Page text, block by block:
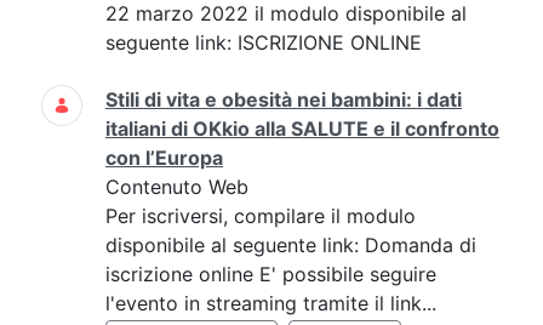
22 marzo 2022 il modulo disponibile al
seguente link: ISCRIZIONE ONLINE
Stili di vita e obesità nei bambini: i dati
italiani di OKkio alla SALUTE e il confronto
con l’Europa
Contenuto Web
Per iscriversi, compilare il modulo
disponibile al seguente link: Domanda di
iscrizione online E' possibile seguire
l'evento in streaming tramite il link...